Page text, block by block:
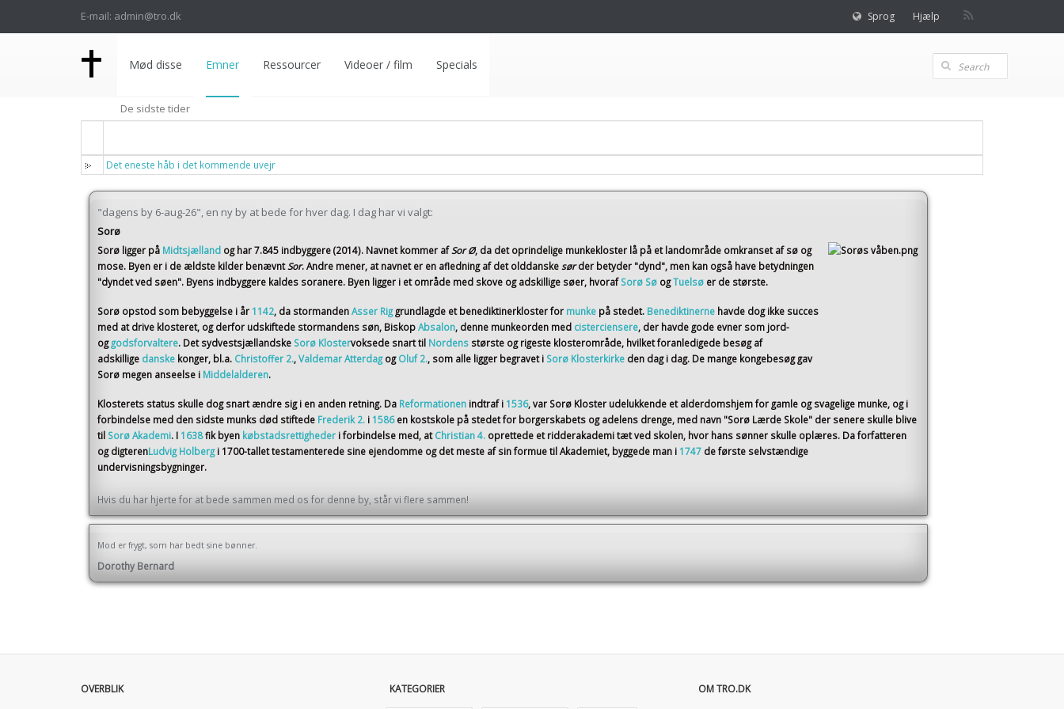
E-mail: admin@tro.dk Sprog Hjælp
Mød disse Emner Ressourcer Videoer / film Specials
De sidste tider
Det eneste håb i det kommende uvejr
"dagens by 6-aug-26", en ny by at bede for hver dag. I dag har vi valgt:
Sorø
Sorø ligger på Midtsjælland og har 7.845 indbyggere (2014). Navnet kommer af Sor Ø, da det oprindelige munkekloster lå på et landområde omkranset af sø og
mose. Byen er i de ældste kilder benævnt Sor. Andre mener, at navnet er en afledning af det olddanske sør der betyder "dynd", men kan også have betydningen
"dyndet ved søen". Byens indbyggere kaldes soranere. Byen ligger i et område med skove og adskillige søer, hvoraf Sorø Sø ogTuelsø er de største.
Sorø opstod som bebyggelse i år 1142, da stormandenAsser Rig grundlagde et benediktinerkloster for munke på stedet. Benediktinerne havde dog ikke succes
med at drive klosteret, og derfor udskiftede stormandens søn, BiskopAbsalon, denne munkeorden med cisterciensere, der havde gode evner som jord-
og godsforvaltere. Det sydvestsjællandske Sorø Klostervoksede snart til Nordens største og rigeste klosterområde, hvilket foranledigede besøg af
adskillige danske konger, bl.a. Christoffer 2.,Valdemar Atterdag og Oluf 2., som alle ligger begravet i Sorø Klosterkirke den dag i dag. De mange kongebesøg gav
Sorø megen anseelse i Middelalderen.
Klosterets status skulle dog snart ændre sig i en anden retning. Da Reformationen indtraf i 1536, var Sorø Kloster udelukkende et alderdomshjem for gamle og svagelige munke, og i
forbindelse med den sidste munks død stiftede Frederik 2. i 1586 en kostskole på stedet for borgerskabets og adelens drenge, med navn "Sorø Lærde Skole" der senere skulle blive
til Sorø Akademi. I 1638fik byen købstadsrettigheder i forbindelse med, at Christian 4. oprettede et ridderakademi tæt ved skolen, hvor hans sønner skulle oplæres. Da forfatteren
og digterenLudvig Holberg i 1700-tallet testamenterede sine ejendomme og det meste af sin formue til Akademiet, byggede man i 1747 de første selvstændige
undervisningsbygninger.
Hvis du har hjerte for at bede sammen med os for denne by, står vi flere sammen!
Mod er frygt, som har bedt sine bønner.
Dorothy Bernard
OVERBLIK KATEGORIER OM TRO.DK